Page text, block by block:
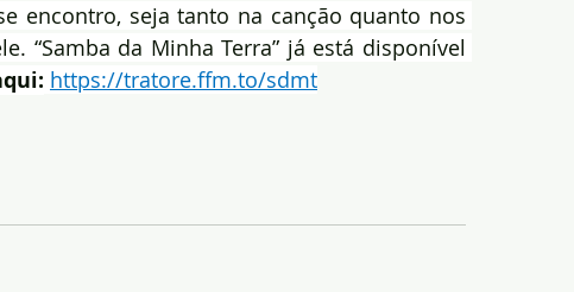
encontro, seja tanto na canção quanto nos
“Samba da Minha Terra” já está disponível
https://tratore.ffm.to/sdmt